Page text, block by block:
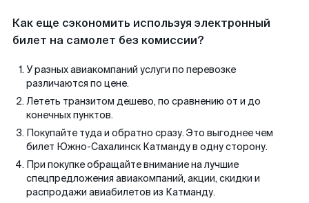
Как еще сэкономить используя электронный
билет на самолет без комиссии?
У разных авиакомпаний услуги по перевозке
различаются по цене.
Лететь транзитом дешево, по сравнению от и до
конечных пунктов.
Покупайте туда и обратно сразу. Это выгоднее чем
билет Южно-Сахалинск Катманду в одну сторону.
При покупке обращайте внимание на лучшие
спецпредложения авиакомпаний, акции, скидки и
распродажи авиабилетов из Катманду.